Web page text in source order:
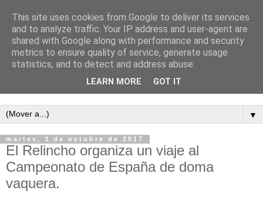
Semanario independiente de Calañas
▼
martes, 3 de octubre de 2017
El Relincho organiza un viaje al
Campeonato de España de doma
vaquera.
This site uses cookies from Google to deliver its services
and to analyze traffic. Your IP address and user-agent are
shared with Google along with performance and security
metrics to ensure quality of service, generate usage
statistics, and to detect and address abuse.
LEARN MORE GOT IT